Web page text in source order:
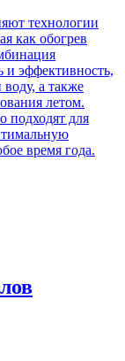
технологии
как обогрев
и эффективность,
воду, а также
летом.
подходят для
время года.